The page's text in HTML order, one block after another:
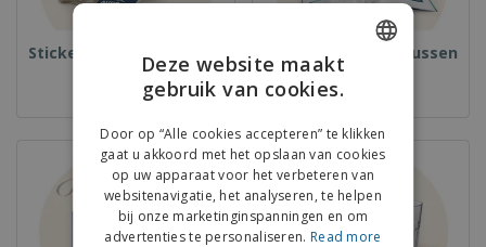
Stickers Boeken en catalogussen
ENGLISH
DUTCH
PORTUGUESE
SPANISH
Deze website maakt
gebruik van cookies.
Door op “Alle cookies accepteren” te klikken
gaat u akkoord met het opslaan van cookies
op uw apparaat voor het verbeteren van
websitenavigatie, het analyseren, te helpen
bij onze marketinginspanningen en om
advertenties te personaliseren. Read more